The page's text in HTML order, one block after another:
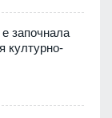
започнала
културно-